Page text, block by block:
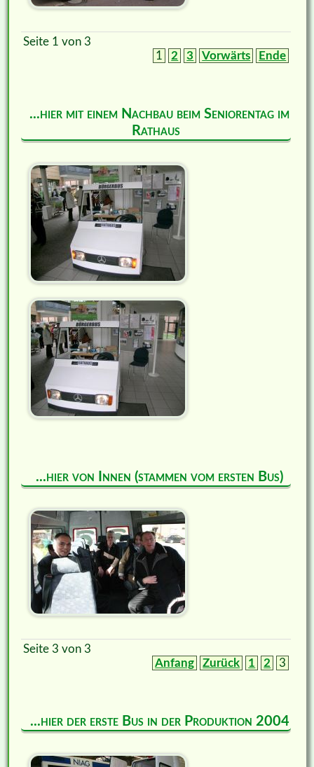
Seite 1 von 3
1
2 3 Vorwärts Ende
...hier mit einem Nachbau beim Seniorentag im
Rathaus
...hier von Innen (stammen vom ersten Bus)
Seite 3 von 3
Anfang
Zurück 1 2 3
...hier der erste Bus in der Produktion 2004